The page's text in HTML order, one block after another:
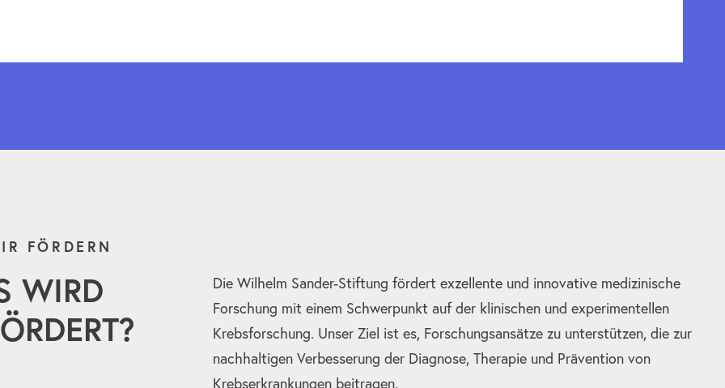
FÖRDERN
WIRD
Die Wilhelm Sander-Stiftung fördert exzellente und innovative medizinische
Forschung mit einem Schwerpunkt auf der klinischen und experimentellen
Krebsforschung. Unser Ziel ist es, Forschungsansätze zu unterstützen, die zur
nachhaltigen Verbesserung der Diagnose, Therapie und Prävention von
Krebserkrankungen beitragen.